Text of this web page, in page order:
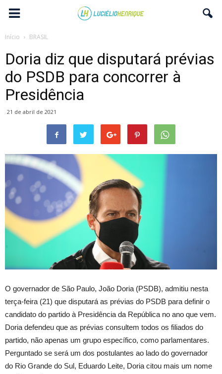
Início BRASIL
Doria diz que disputará prévias
do PSDB para concorrer à
Presidência
21 de abril de 2021
O governador de São Paulo, João Doria (PSDB), admitiu nesta
terça-feira (21) que disputará as prévias do PSDB para definir o
candidato do partido à Presidência da República no ano que vem.
Doria defendeu que as prévias consultem todos os filiados do
partido, não apenas um grupo específico, como parlamentares.
Perguntado se será um dos postulantes ao lado do governador
do Rio Grande do Sul, Eduardo Leite, Doria citou mais um nome